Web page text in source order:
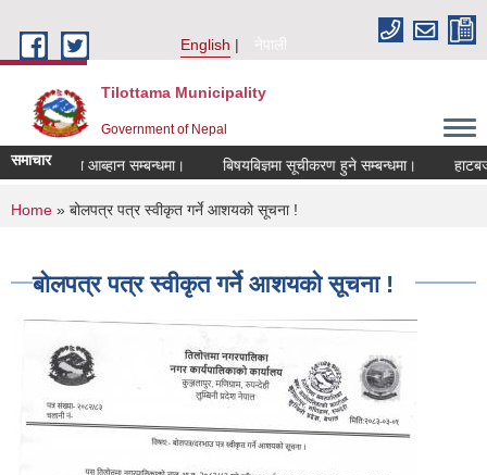
English
नेपाली
Tilottama Municipality
Government of Nepal
समाचारआब्हान सम्बन्धमा। बिषयबिज्ञमा सूचीकरण हुने सम्बन्धमा। हाटबजार
You are here
Home » बोलपत्र पत्र स्वीकृत गर्ने आशयको सूचना !
बोलपत्र पत्र स्वीकृत गर्ने आशयको सूचना !